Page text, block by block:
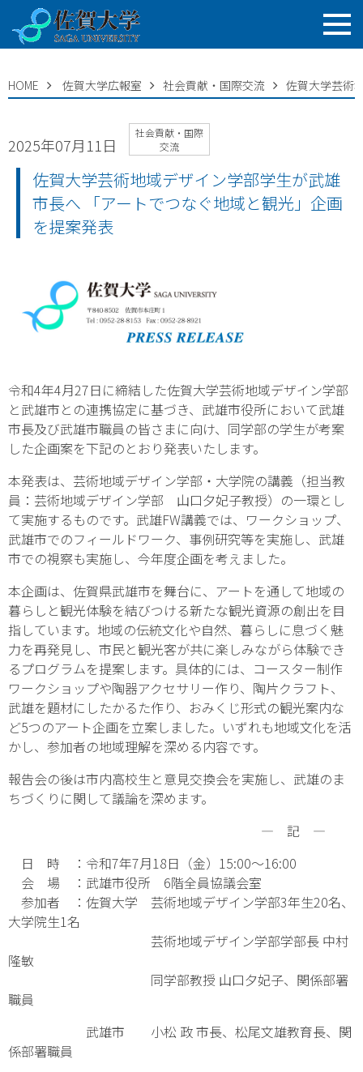
HOME 佐賀大学広報室 社会貢献・国際交流 佐賀大学芸術
2025年07月11日
社会貢献・国際
交流
佐賀大学芸術地域デザイン学部学生が武雄
市長へ 「アートでつなぐ地域と観光」企画
を提案発表
令和4年4月27日に締結した佐賀大学芸術地域デザイン学部
と武雄市との連携協定に基づき、武雄市役所において武雄
市長及び武雄市職員の皆さまに向け、同学部の学生が考案
した企画案を下記のとおり発表いたします。
本発表は、芸術地域デザイン学部・大学院の講義（担当教
員：芸術地域デザイン学部 山口夕妃子教授）の一環とし
て実施するものです。武雄FW講義では、ワークショップ、
武雄市でのフィールドワーク、事例研究等を実施し、武雄
市での視察も実施し、今年度企画を考えました。
本企画は、佐賀県武雄市を舞台に、アートを通して地域の
暮らしと観光体験を結びつける新たな観光資源の創出を目
指しています。地域の伝統文化や自然、暮らしに息づく魅
力を再発見し、市民と観光客が共に楽しみながら体験でき
るプログラムを提案します。具体的には、コースター制作
ワークショップや陶器アクセサリー作り、陶片クラフト、
武雄を題材にしたかるた作り、おみくじ形式の観光案内な
ど5つのアート企画を立案しました。いずれも地域文化を活
かし、参加者の地域理解を深める内容です。
報告会の後は市内高校生と意見交換会を実施し、武雄のま
ちづくりに関して議論を深めます。
― 記 ―
日 時 ：令和7年7月18日（金）15:00～16:00
会 場 ：武雄市役所 6階全員協議会室
参加者 ：佐賀大学 芸術地域デザイン学部3年生20名、
大学院生1名
芸術地域デザイン学部学部長 中村
隆敏
同学部教授 山口夕妃子、関係部署
職員
武雄市 小松 政 市長、松尾文雄教育長、関
係部署職員